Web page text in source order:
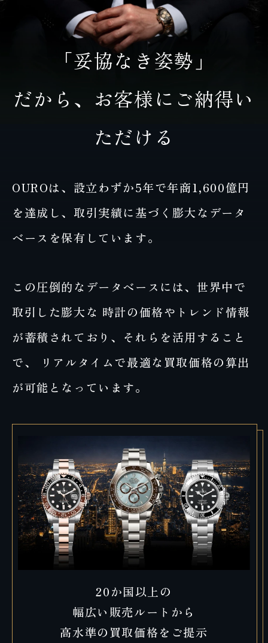
「妥協なき姿勢」
だから、お客様にご納得い
ただける
OUROは、設立わずか5年で年商1,600億円
を達成し、 取引実績に基づく膨大なデータ
ベースを保有しています。
この圧倒的なデータベースには、世界中で
取引した膨大な 時計の価格やトレンド情報
が蓄積されており、それらを活用すること
で、
リアルタイムで最適な買取価格の算出
が可能となっています。
20か国以上の
幅広い販売ルートから
高水準の買取価格をご提示